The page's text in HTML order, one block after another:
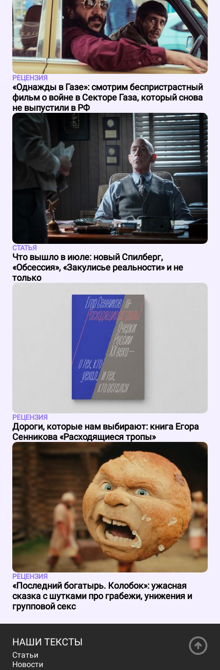
РЕЦЕНЗИЯ
«Однажды в Газе»: смотрим беспристрастный
фильм о войне в Секторе Газа, который снова
не выпустили в РФ
СТАТЬЯ
Что вышло в июле: новый Спилберг,
«Обсессия», «Закулисье реальности» и не
только
РЕЦЕНЗИЯ
Дороги, которые нам выбирают: книга Егора
Сенникова «Расходящиеся тропы»
РЕЦЕНЗИЯ
«Последний богатырь. Колобок»: ужасная
сказка с шутками про грабежи, унижения и
групповой секс
НАШИ ТЕКСТЫ
Статьи
Новости